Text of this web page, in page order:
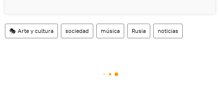
🎭 Arte y cultura sociedad música Rusia noticias